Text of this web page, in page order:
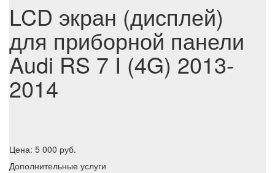
LCD экран (дисплей)
для приборной панели
Audi RS 7 I (4G) 2013-
2014
Цена: 5 000 руб.
Дополнительные услуги